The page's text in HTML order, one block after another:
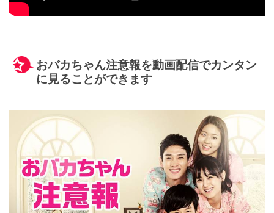
おバカちゃん注意報を動画配信でカンタン
に見ることができます